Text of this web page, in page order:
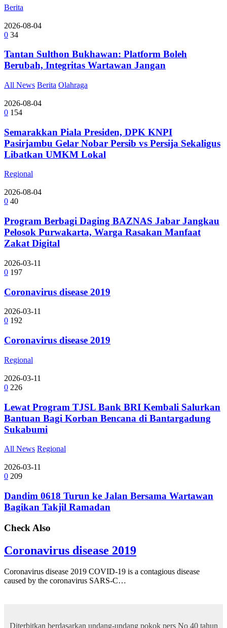
Berita
2026-08-04
0 34
Tantan Sulthon Bukhawan: Platform Boleh
Berubah, Integritas Wartawan Jangan
All News Berita Olahraga
2026-08-04
0 154
Semarakkan Piala Presiden, DPK KNPI
Pasirjambu Gelar Nobar Persib vs Persija Sekaligus
Libatkan UMKM Lokal
Regional
2026-08-04
0 40
Program Berbagi Daging BAZNAS Jabar Jangkau
Pelosok Purwakarta, Warga Rasakan Manfaat
Zakat Digital
2026-03-11
0 197
Coronavirus disease 2019
2026-03-11
0 192
Coronavirus disease 2019
Regional
2026-03-11
0 226
Lewat Program TJSL Bank BRI Kembali Salurkan
Bantuan Bagi Korban Bencana di Bantargadung
Sukabumi
All News Regional
2026-03-11
0 209
Dandim 0618 Turun ke Jalan Bersama Wartawan
Bagikan Takjil Ramadan
Check Also
Coronavirus disease 2019
Coronavirus disease 2019 COVID-19 is a contagious disease
caused by the coronavirus SARS-C…
Diterbitkan berdasarkan undang-undang pokok pers No 40 tahun